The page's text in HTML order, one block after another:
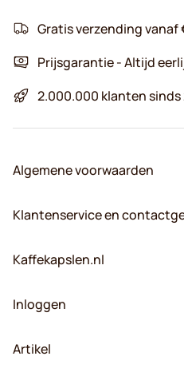
Gratis verzending vanaf
Prijsgarantie - Altijd
2.000.000 klanten sinds
Algemene voorwaarden
Klantenservice en
Kaffekapslen.nl
Inloggen
Artikel